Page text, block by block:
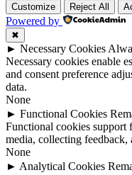
Customize Reject All
Powered by
✖
► Necessary Cookies
Necessary cookies enable
and consent preference
data.
None
► Functional Cookies
Functional cookies support
media, collecting
None
► Analytical Cookies